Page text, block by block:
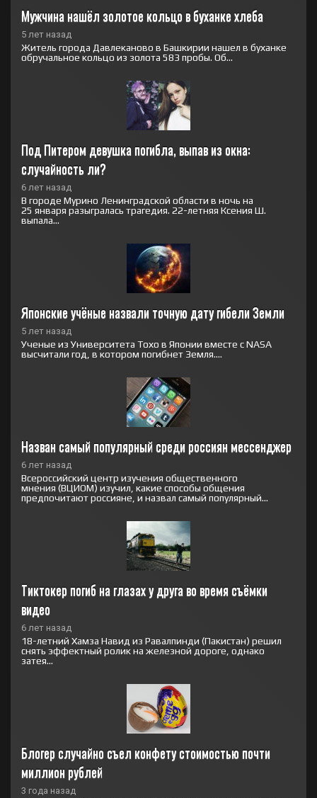
Мужчина нашёл золотое кольцо в буханке хлеба
5 лет назад
Житель города Давлеканово в Башкирии нашел в буханке
обручальное кольцо из золота 583 пробы. Об...
Под Питером девушка погибла, выпав из окна:
случайность ли?
6 лет назад
В городе Мурино Ленинградской области в ночь на
25 января разыгралась трагедия. 22-летняя Ксения Ш.
выпала...
Японские учёные назвали точную дату гибели Земли
5 лет назад
Ученые из Университета Тохо в Японии вместе с NASA
высчитали год, в котором погибнет Земля....
Назван самый популярный среди россиян мессенджер
6 лет назад
Всероссийский центр изучения общественного
мнения (ВЦИОМ) изучил, какие способы общения
предпочитают россияне, и назвал самый популярный...
Тиктокер погиб на глазах у друга во время съёмки
видео
6 лет назад
18-летний Хамза Навид из Равалпинди (Пакистан) решил
снять эффектный ролик на железной дороге, однако
затея...
Блогер случайно съел конфету стоимостью почти
миллион рублей
3 года назад